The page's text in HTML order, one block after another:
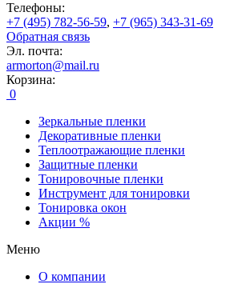
Телефоны:
+7 (495) 782-56-59, +7 (965) 343-31-69
Обратная связь
Эл. почта:
armorton@mail.ru
Корзина:
0
Зеркальные пленки
Декоративные пленки
Теплоотражающие пленки
Защитные пленки
Тонировочные пленки
Инструмент для тонировки
Тонировка окон
Акции %
Меню
О компании